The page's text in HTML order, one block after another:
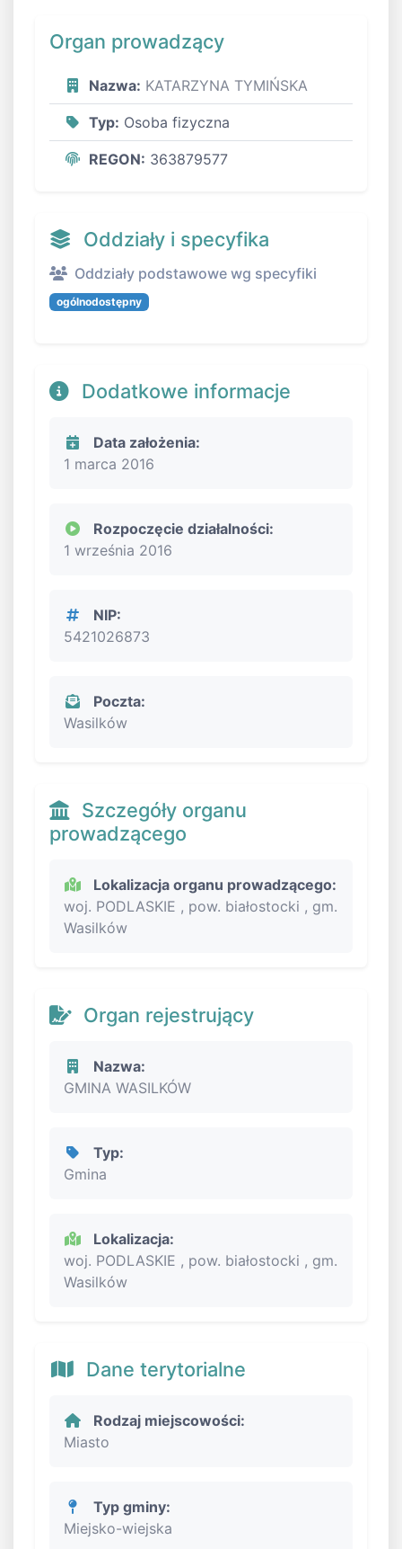
Organ prowadzący
Nazwa: KATARZYNA TYMIŃSKA
Typ: Osoba fizyczna
REGON: 363879577
Oddziały i specyfika
Oddziały podstawowe wg specyfiki
ogólnodostępny
Dodatkowe informacje
Data założenia:
1 marca 2016
Rozpoczęcie działalności:
1 września 2016
NIP:
5421026873
Poczta:
Wasilków
Szczegóły organu
prowadzącego
Lokalizacja organu prowadzącego:
woj. PODLASKIE , pow. białostocki , gm.
Wasilków
Organ rejestrujący
Nazwa:
GMINA WASILKÓW
Typ:
Gmina
Lokalizacja:
woj. PODLASKIE , pow. białostocki , gm.
Wasilków
Dane terytorialne
Rodzaj miejscowości:
Miasto
Typ gminy:
Miejsko-wiejska